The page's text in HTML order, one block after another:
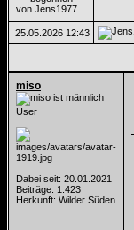
25.05.2026 12:43
miso
User
Dabei seit: 20.01.2021
Beiträge: 1.423
Herkunft: Wilder Süden